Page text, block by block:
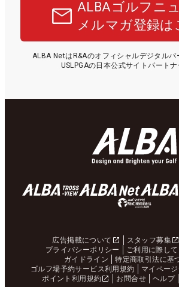
ALBAゴルフニ
メルマガ登録は
ALBA NetはR&Aのオフィシャルデジタルパ
USLPGAの日本公式サイトパートナ
広告掲載について スタッフ募集
プライバシーポリシー
ご利用に際して
ガイドライン
特定商取引法に基
ゴルフ場予約サービス利用規約
マイペー
ポイント利用規約
お問合せ ヘルプ